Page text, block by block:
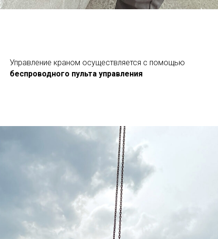
Управление краном осуществляется с помощью
беспроводного пульта управления